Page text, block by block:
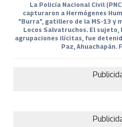
La Policía Nacional Civil
capturaron a Hermógenes
"Burra", gatillero de la MS-13 y
Locos Salvatruchos. El sujeto,
agrupaciones ilícitas, fue
Paz, Ahuachapán.